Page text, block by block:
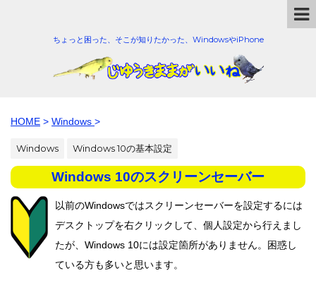
ちょっと困った、そこが知りたかった、WindowsやiPhone
HOME > Windows >
Windows Windows 10の基本設定
Windows 10のスクリーンセーバー
以前のWindowsではスクリーンセーバーを設定するには
デスクトップを右クリックして、個人設定から行えまし
たが、Windows 10には設定箇所がありません。困惑し
ている方も多いと思います。